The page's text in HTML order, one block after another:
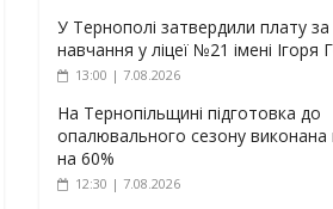
У Тернополі затвердили плату за
навчання у ліцеї №21 імені Ігоря
13:00 | 7.08.2026
На Тернопільщині підготовка до
опалювального сезону
на 60%
12:30 | 7.08.2026